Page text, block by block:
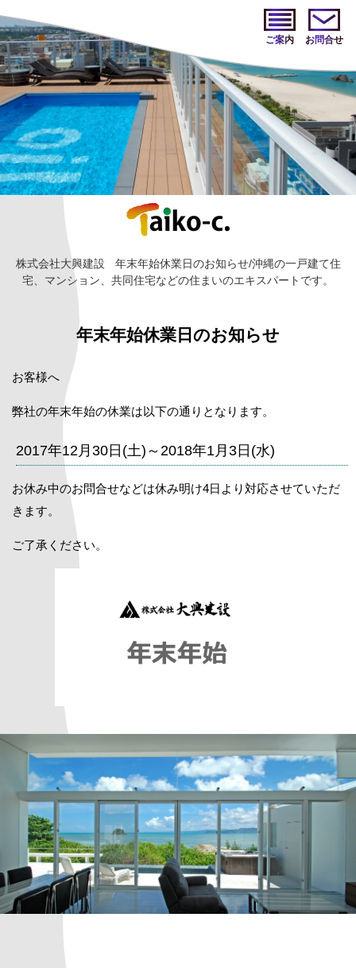
ご案内 お問合せ
株式会社大興建設
年末年始休業日のお知らせ/沖縄の一戸建て住
宅、マンション、共同住宅などの住まいのエキスパートです。
年末年始休業日のお知らせ
お客様へ
弊社の年末年始の休業は以下の通りとなります。
2017年12月30日(土)～2018年1月3日(水)
お休み中のお問合せなどは休み明け4日より対応させていただ
きます。
ご了承ください。